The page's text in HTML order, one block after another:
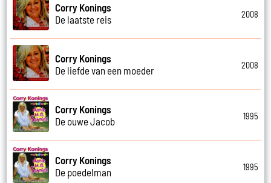
Corry Konings
De laatste reis
2008
Corry Konings
De liefde van een moeder
2008
Corry Konings
De ouwe Jacob
1995
Corry Konings
De poedelman
1995